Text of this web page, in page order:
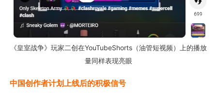
《皇室战争》玩家二创在YouTubeShorts（油管短视频）上的播放
量同样表现亮眼
中国创作者计划上线后的积极信号